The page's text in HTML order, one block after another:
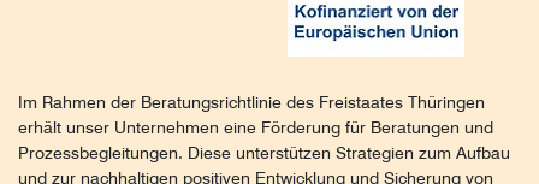
Im Rahmen der Beratungsrichtlinie des Freistaates Thüringen
erhält unser Unternehmen eine Förderung für Beratungen und
Prozessbegleitungen. Diese unterstützen Strategien zum Aufbau
und zur nachhaltigen positiven Entwicklung und Sicherung von